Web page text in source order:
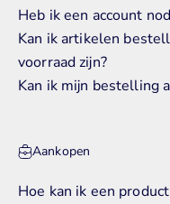
Heb ik een account
Kan ik artikelen
voorraad zijn?
Kan ik mijn bestelling
Aankopen
Hoe kan ik een